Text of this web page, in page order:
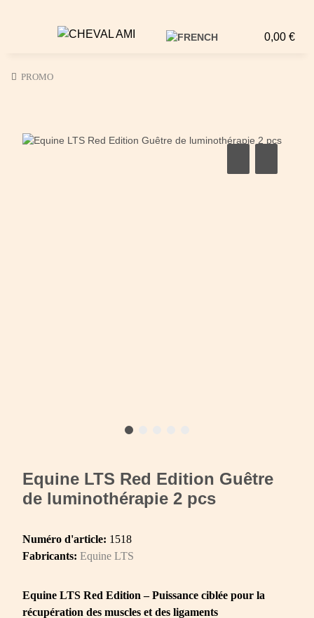
0,00 €
PROMO
Equine LTS Red Edition Guêtre
de luminothérapie 2 pcs
Numéro d'article: 1518
Fabricants: Equine LTS
Equine LTS Red Edition – Puissance ciblée pour la
récupération des muscles et des ligaments